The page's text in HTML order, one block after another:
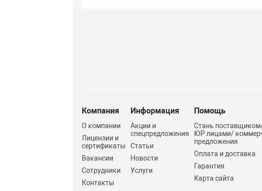
Компания
О компании
Лицензии и
сертификаты
Вакансии
Сотрудники
Контакты
Информация
Акции и
спецпредложения
Статьи
Новости
Услуги
Помощь
Стань
ЮР лицами/
предложения
Оплата и доставка
Гарантия
Карта сайта